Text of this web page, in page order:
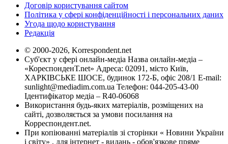
Договір користування сайтом
Політика у сфері конфіденційності і персональних даних
Угода щодо користування
Редакція
© 2000-2026, Korrespondent.net
Суб'єкт у сфері онлайн-медіа Назва онлайн-медіа –
«КореспонденТ.net» Адреса: 02091, місто Київ,
ХАРКІВСЬКЕ ШОСЕ, будинок 172-Б, офіс 208/1 E-mail:
sunlight@mediadim.com.ua Телефон: 044-205-43-00
Ідентифікатор медіа – R40-06068
Використання будь-яких матеріалів, розміщених на
сайті, дозволяється за умови посилання на
Корреспондент.net.
При копіюванні матеріалів зі сторінки « Новини України
і світу» , для інтернет - видань - обов'язкове пряме